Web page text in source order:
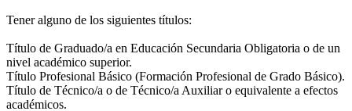
Tener alguno de los siguientes títulos:
Título de Graduado/a en Educación Secundaria Obligatoria o de un
nivel académico superior.
Título Profesional Básico (Formación Profesional de Grado Básico).
Título de Técnico/a o de Técnico/a Auxiliar o equivalente a efectos
académicos.